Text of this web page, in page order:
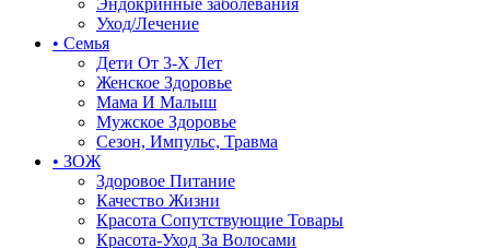
Эндокринные заболевания
Уход/Лечение
• Семья
Дети От 3-Х Лет
Женское Здоровье
Мама И Малыш
Мужское Здоровье
Сезон, Импульс, Травма
• ЗОЖ
Здоровое Питание
Качество Жизни
Красота Сопутствующие Товары
Красота-Уход За Волосами